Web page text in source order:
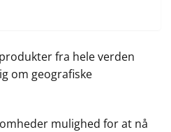
fra hele verden
om geografiske
mulighed for at nå